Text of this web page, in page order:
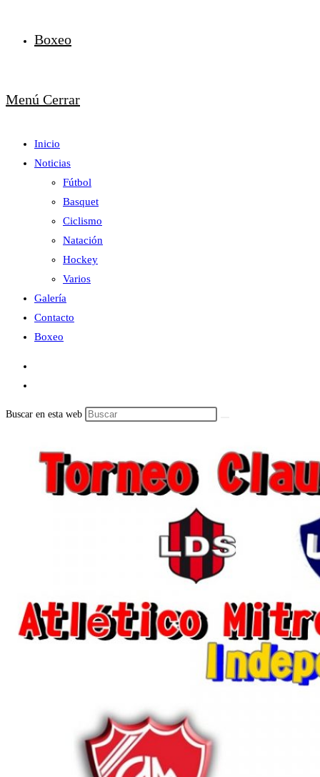
Boxeo
Menú Cerrar
Inicio
Noticias
Fútbol
Basquet
Ciclismo
Natación
Hockey
Varios
Galería
Contacto
Boxeo
Buscar en esta web